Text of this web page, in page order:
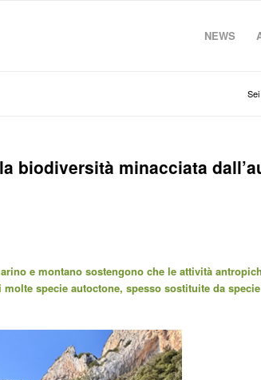
NEWS
biodiversità minacciata
e montano sostengono che le attività
specie autoctone, spesso sostituite da